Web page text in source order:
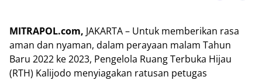
MITRAPOL.com, JAKARTA – Untuk memberikan rasa
aman dan nyaman, dalam perayaan malam Tahun
Baru 2022 ke 2023, Pengelola Ruang Terbuka Hijau
(RTH) Kalijodo menyiagakan ratusan petugas